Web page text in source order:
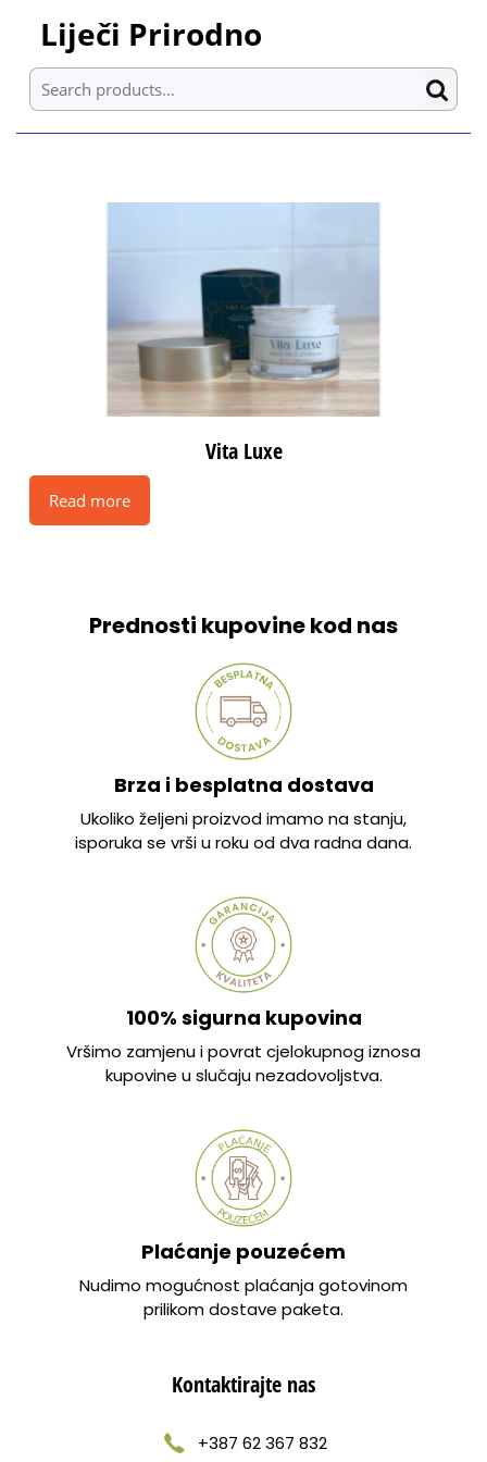
content
Skip
content
Liječi Prirodno
Search for:
Vita Luxe
Read more
Prednosti kupovine kod nas
Brza i besplatna dostava
Ukoliko željeni proizvod imamo na stanju,
isporuka se vrši u roku od dva radna dana.
100% sigurna kupovina
Vršimo zamjenu i povrat cjelokupnog iznosa
kupovine u slučaju nezadovoljstva.
Plaćanje pouzećem
Nudimo mogućnost plaćanja gotovinom
prilikom dostave paketa.
Kontaktirajte nas
+387 62 367 832